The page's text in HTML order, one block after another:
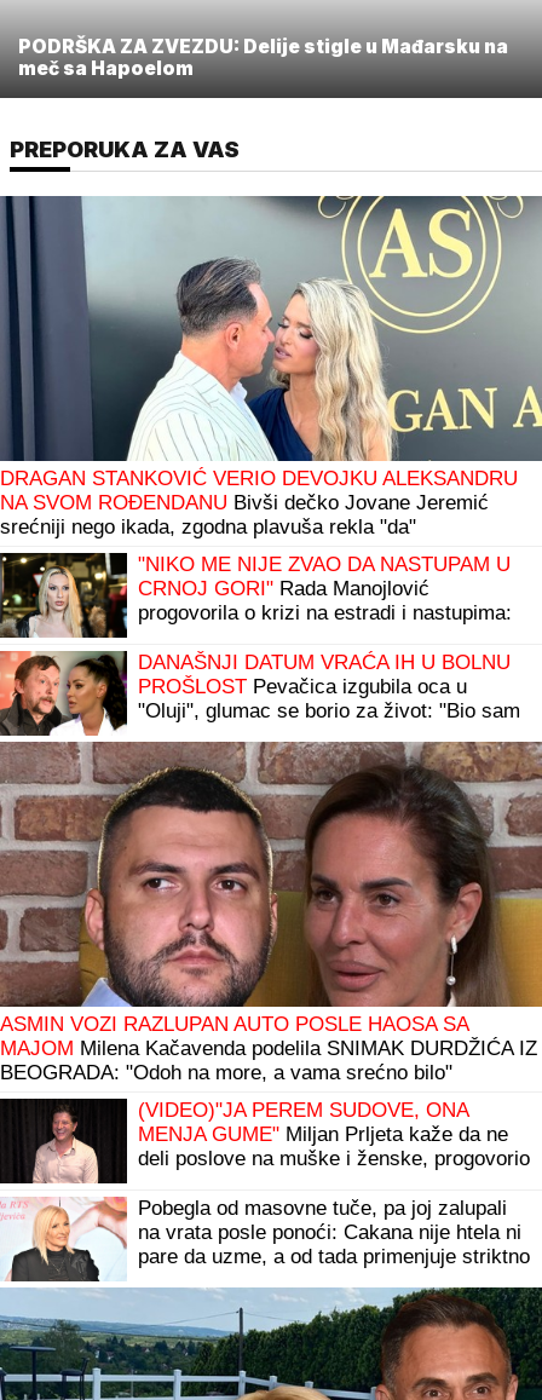
PODRŠKA ZA ZVEZDU: Delije stigle u Mađarsku na
meč sa Hapoelom
PREPORUKA ZA VAS
DRAGAN STANKOVIĆ VERIO DEVOJKU ALEKSANDRU
NA SVOM ROĐENDANU Bivši dečko Jovane Jeremić
srećniji nego ikada, zgodna plavuša rekla "da"
"NIKO ME NIJE ZVAO DA NASTUPAM U
CRNOJ GORI" Rada Manojlović
progovorila o krizi na estradi i nastupima:
gradu"
DANAŠNJI DATUM VRAĆA IH U BOLNU
PROŠLOST Pevačica izgubila oca u
"Oluji", glumac se borio za život: "Bio sam
ASMIN VOZI RAZLUPAN AUTO POSLE HAOSA SA
MAJOM Milena Kačavenda podelila SNIMAK DURDŽIĆA IZ
BEOGRADA: "Odoh na more, a vama srećno bilo"
(VIDEO)"JA PEREM SUDOVE, ONA
MENJA GUME" Miljan Prljeta kaže da ne
deli poslove na muške i ženske, progovorio
"Niko nema pravo"
Pobegla od masovne tuče, pa joj zalupali
na vrata posle ponoći: Cakana nije htela ni
pare da uzme, a od tada primenjuje striktno